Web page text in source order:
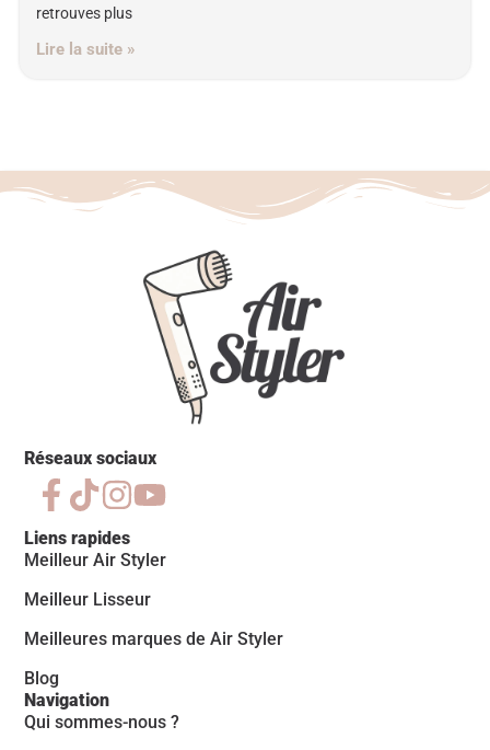
retrouves plus
Lire la suite »
Réseaux sociaux
Liens rapides
Meilleur Air Styler
Meilleur Lisseur
Meilleures marques de Air Styler
Blog
Navigation
Qui sommes-nous ?